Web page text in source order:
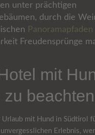
unter prächtigen
durch die
Panoramapfaden
Freudensprünge
mit
zu
Urlaub mit Hund in Südtirol
unvergesslichen Erlebnis,